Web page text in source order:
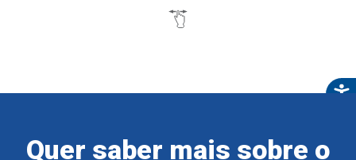
Quer saber mais sobre o